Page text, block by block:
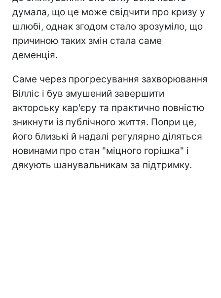
думала, що це може свідчити про кризу у
шлюбі, однак згодом стало зрозуміло, що
причиною таких змін стала саме
деменція.
Саме через прогресування захворювання
Вілліс і був змушений завершити
акторську кар'єру та практично повністю
зникнути із публічного життя. Попри це,
його близькі й надалі регулярно діляться
новинами про стан "міцного горішка" і
дякують шанувальникам за підтримку.